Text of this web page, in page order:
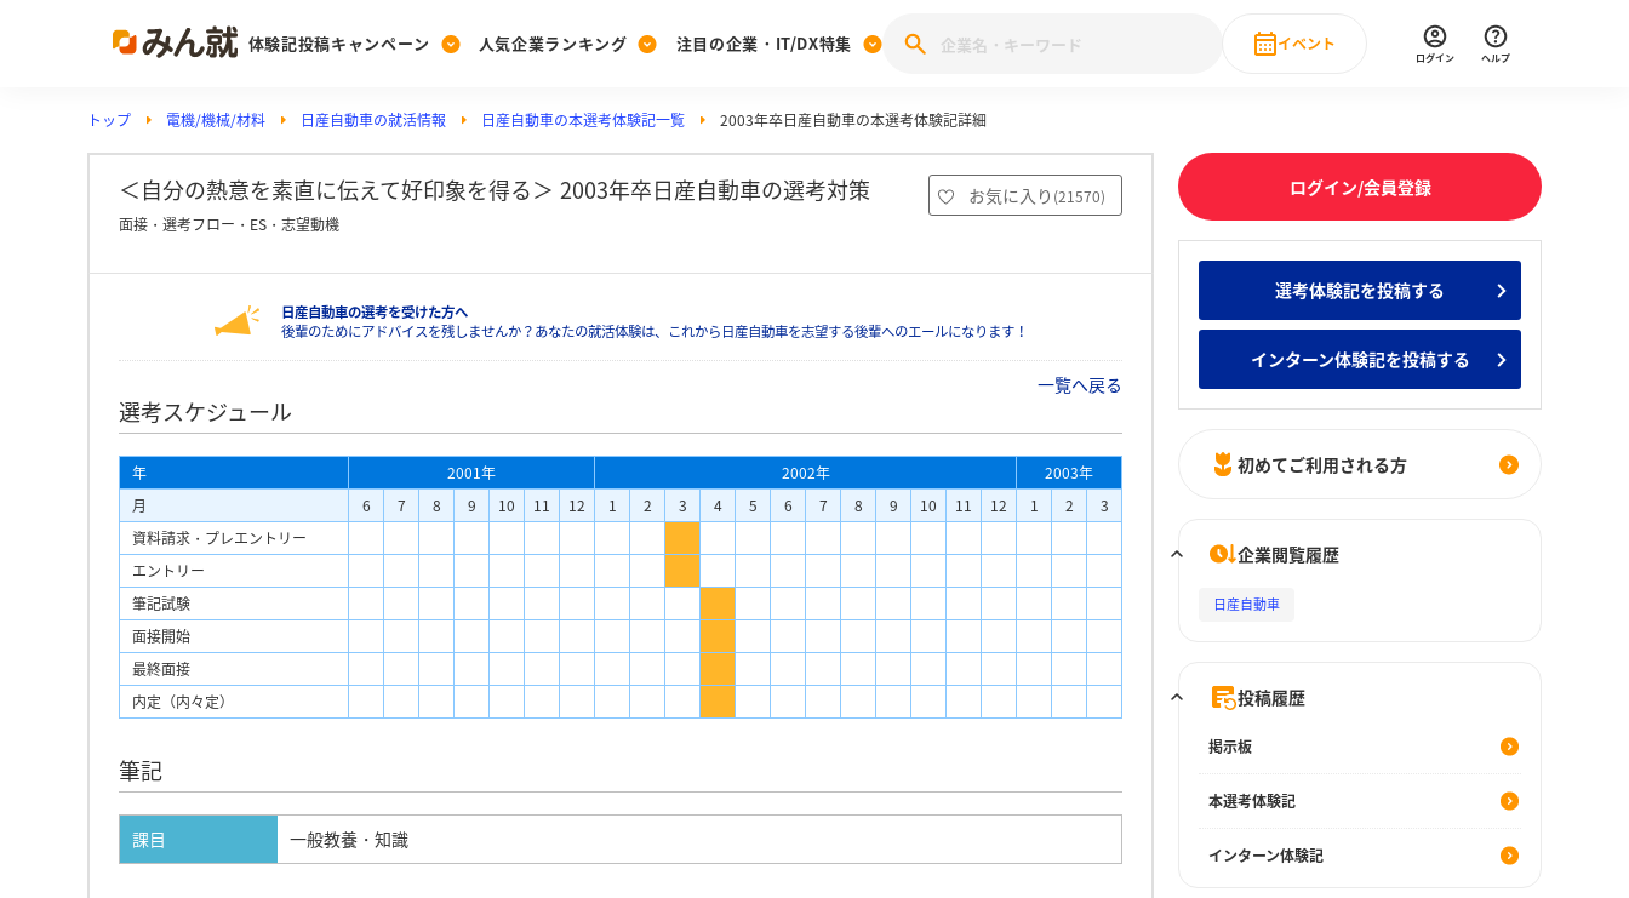
体験記投稿キャンペーン
Post
投稿する
[27卒] 本選考体験記投稿キャンペーン
人気企業ランキング
Ranking
ランキングを見る
みんなのDX企業就職ブランド調査
Vote
投票する
みんなの新卒就職人気企業ランキング みんなのインターン人気企業ランキ
注目の企業・IT/DX特集
PickUp
注目の企業特集
28卒 IT・DX現場社員インタビュー
イベント
直近のイベント一覧
ログイン ヘルプ
トップ 電機/機械/材料 日産自動車の就活情報 日産自動車の本選考体験記一覧 2003年卒日産自動車の本選考体験記詳細
＜自分の熱意を素直に伝えて好印象を得る＞ 2003年卒日産自動車の選考対策 お気に入り (21570)
面接・選考フロー・ES・志望動機
日産自動車の選考を受けた方へ
後輩のためにアドバイスを残しませんか？あなたの就活体験は、これから日産自動車を志望する後輩へのエールになります！
一覧へ戻る
選考スケジュール
年 2001年 2002年
2003年
月
6 7 8 9 10 11 12 1 2 3 4 5 6 7 8 9 10 11 12 1 2
3
資料請求・プレエントリー
エントリー
筆記試験
面接開始
最終面接
内定（内々定）
筆記
課目 一般教養・知識
ログイン/会員登録
選考体験記を投稿する
インターン体験記を投稿する
初めてご利用される方
企業閲覧履歴
日産自動車
投稿履歴
掲示板
本選考体験記
インターン体験記